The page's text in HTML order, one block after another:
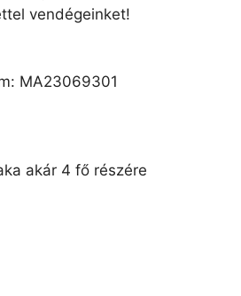
vendégeinket!
MA23069301
akár 4 fő részére